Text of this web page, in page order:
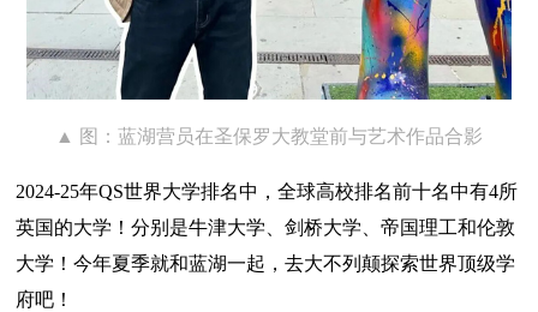
▲ 图：蓝湖营员在圣保罗大教堂前与艺术作品合影
2024-25年QS世界大学排名中，全球高校排名前十名中有4所
英国的大学！分别是牛津大学、剑桥大学、帝国理工和伦敦
大学！今年夏季就和蓝湖一起，去大不列颠探索世界顶级学
府吧！